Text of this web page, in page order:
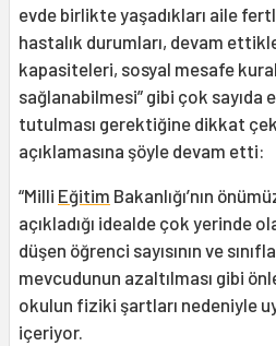
evde birlikte yaşadıkları aile
hastalık durumları, devam
kapasiteleri, sosyal mesafe
sağlanabilmesi” gibi çok sayıda
tutulması gerektiğine dikkat
açıklamasına şöyle devam etti:
“Milli Eğitim Bakanlığı’nın
açıkladığı idealde çok yerinde
düşen öğrenci sayısının ve
mevcudunun azaltılması gibi
okulun fiziki şartları nedeniyle
içeriyor.